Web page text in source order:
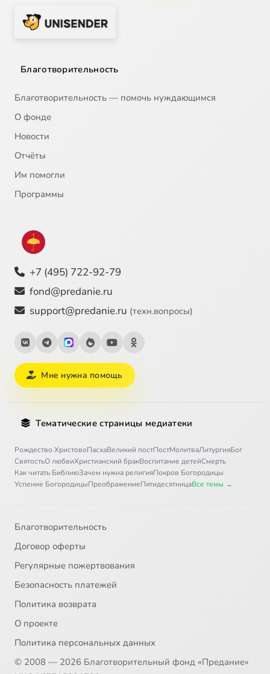
Благотворительность
Благотворительность — помочь нуждающимся
О фонде
Новости
Отчёты
Им помогли
Программы
+7 (495) 722-92-79
fond@predanie.ru
support@predanie.ru (техн.вопросы)
Мне нужна помощь
Тематические страницы медиатеки
Рождество ХристовоПасхаВеликий постПостМолитваЛитургияБог
СвятостьО любвиХристианский бракВоспитание детейСмерть
Как читать БиблиюЗачем нужна религияПокров Богородицы
Успение БогородицыПреображениеПятидесятницаВсе темы →
Благотворительность
Договор оферты
Регулярные пожертвования
Безопасность платежей
Политика возврата
О проекте
Политика персональных данных
© 2008 — 2026 Благотворительный фонд «Предание»